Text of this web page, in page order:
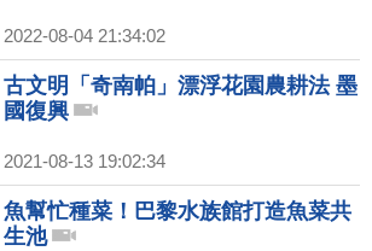
2022-08-04 21:34:02
古文明「奇南帕」漂浮花園農耕法 墨
國復興
2021-08-13 19:02:34
魚幫忙種菜！巴黎水族館打造魚菜共
生池